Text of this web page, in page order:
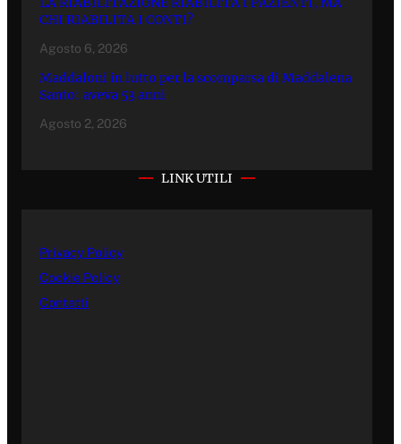
CHI RIABILITA I CONTI?
Agosto 6, 2026
Maddaloni in lutto per la scomparsa di Maddalena
Santo: aveva 53 anni
Agosto 2, 2026
LINK UTILI
Privacy Policy
Cookie Policy
Contatti